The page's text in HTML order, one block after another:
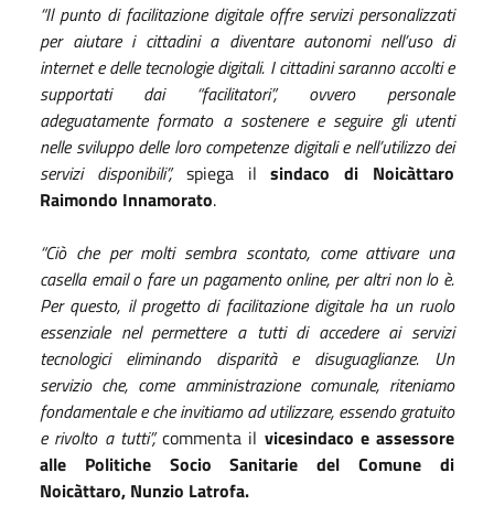
“Il punto di facilitazione digitale offre servizi personalizzati
per aiutare i cittadini a diventare autonomi nell’uso di
internet e delle tecnologie digitali. I cittadini saranno accolti e
supportati dai “facilitatori”, ovvero personale
adeguatamente formato a sostenere e seguire gli utenti
nelle sviluppo delle loro competenze digitali e nell’utilizzo dei
servizi disponibili”,spiega ilsindaco di Noicàttaro
Raimondo Innamorato.
“Ciò che per molti sembra scontato, come attivare una
casella email o fare un pagamento online, per altri non lo è.
Per questo, il progetto di facilitazione digitale ha un ruolo
essenziale nel permettere a tutti di accedere ai servizi
tecnologici eliminando disparità e disuguaglianze. Un
servizio che, come amministrazione comunale, riteniamo
fondamentale e che invitiamo ad utilizzare, essendo gratuito
e rivolto a tutti”,commenta il vicesindaco e assessore
alle Politiche Socio Sanitarie del Comune di
Noicàttaro, Nunzio Latrofa.